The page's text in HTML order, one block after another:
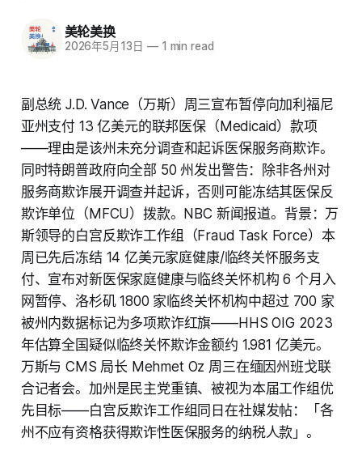
美轮美换
2026年5月13日 —1 min read
副总统 J.D. Vance（万斯）周三宣布暂停向加利福尼
亚州支付 13 亿美元的联邦医保（Medicaid）款项
——理由是该州未充分调查和起诉医保服务商欺诈。
同时特朗普政府向全部 50 州发出警告：除非各州对
服务商欺诈展开调查并起诉，否则可能冻结其医保反
欺诈单位（MFCU）拨款。NBC 新闻报道。背景：万
斯领导的白宫反欺诈工作组（Fraud Task Force）本
周已先后冻结 14 亿美元家庭健康/临终关怀服务支
付、宣布对新医保家庭健康与临终关怀机构 6 个月入
网暂停、洛杉矶 1800 家临终关怀机构中超过 700 家
被州内数据标记为多项欺诈红旗——HHS OIG 2023
年估算全国疑似临终关怀欺诈金额约 1.981 亿美元。
万斯与 CMS 局长 Mehmet Oz 周三在缅因州班戈联
合记者会。加州是民主党重镇、被视为本届工作组优
先目标——白宫反欺诈工作组同日在社媒发帖：「各
州不应有资格获得欺诈性医保服务的纳税人款」。